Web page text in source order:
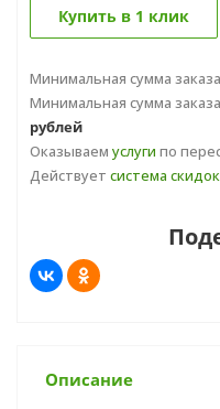
Купить в 1 клик
Минимальная сумма заказа
Минимальная сумма заказа
рублей
Оказываем услуги по
Действует система скидок
Описание